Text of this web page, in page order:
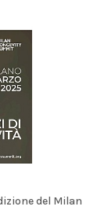
del Milan